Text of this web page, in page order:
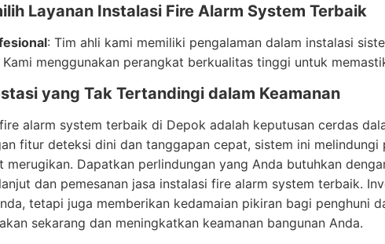
Layanan Instalasi Fire Alarm System Terbaik
: Tim ahli kami memiliki pengalaman dalam instalasi
Kami menggunakan perangkat berkualitas tinggi untuk
yang Tak Tertandingi dalam Keamanan
alarm system terbaik di Depok adalah keputusan cerdas
fitur deteksi dini dan tanggapan cepat, sistem ini
merugikan. Dapatkan perlindungan yang Anda butuhkan
dan pemesanan jasa instalasi fire alarm system terbaik.
tetapi juga memberikan kedamaian pikiran bagi penghuni
sekarang dan meningkatkan keamanan bangunan Anda.